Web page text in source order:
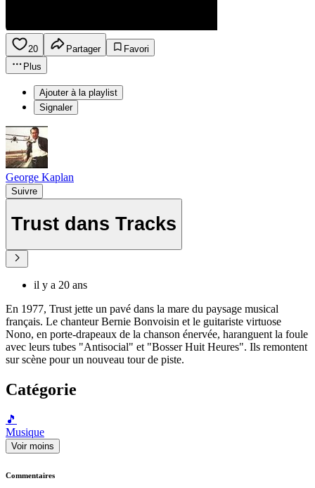
20 Partager
Favori
Plus
Ajouter à la playlist
Signaler
George Kaplan
Suivre
Trust dans Tracks
il y a 20 ans
En 1977, Trust jette un pavé dans la mare du paysage musical
français. Le chanteur Bernie Bonvoisin et le guitariste virtuose
Nono, en porte-drapeaux de la chanson énervée, haranguent la foule
avec leurs tubes "Antisocial" et "Bosser Huit Heures". Ils remontent
sur scène pour un nouveau tour de piste.
Catégorie
🎵
Musique
Voir moins
Commentaires